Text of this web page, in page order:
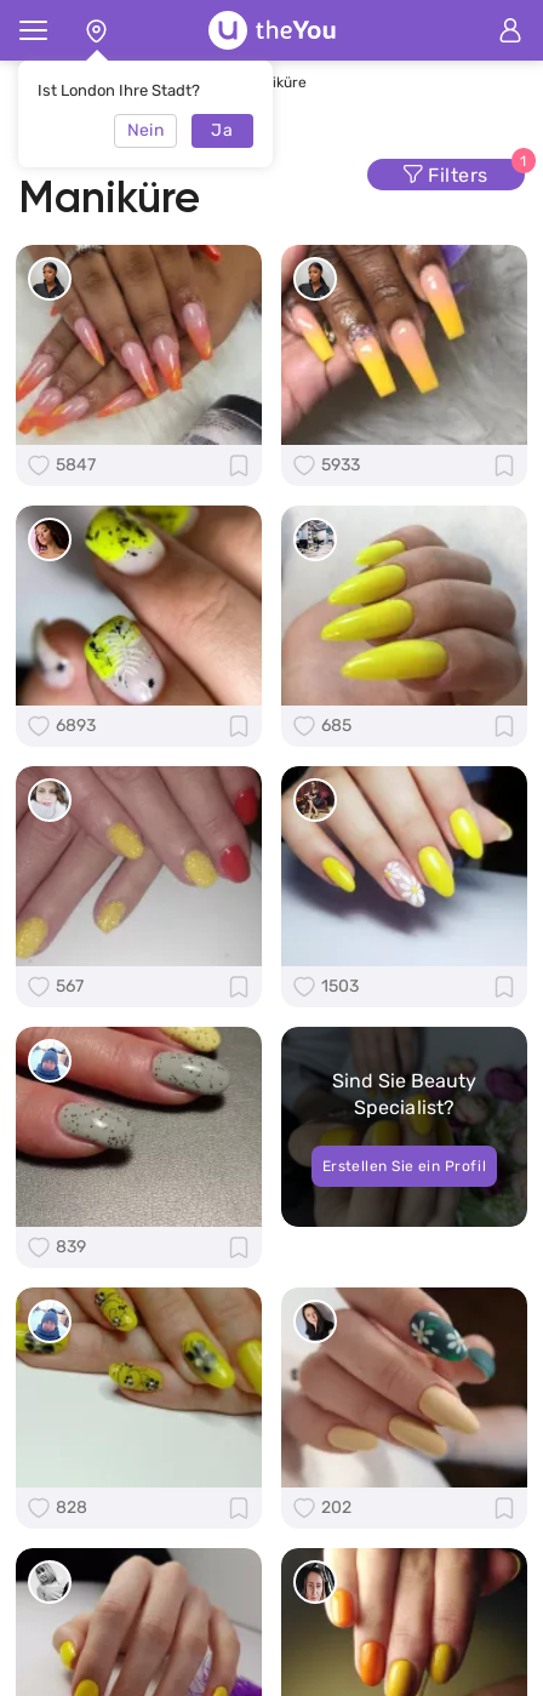
Ist London Ihre Stadt?
Nein Ja
Hauptseite Maniküre Gelbe Maniküre
Gelbe
Maniküre
Filters
1
5847 5933
6893 685
567 1503
839
Sind Sie Beauty
Specialist?
Erstellen Sie ein Profil
828 202